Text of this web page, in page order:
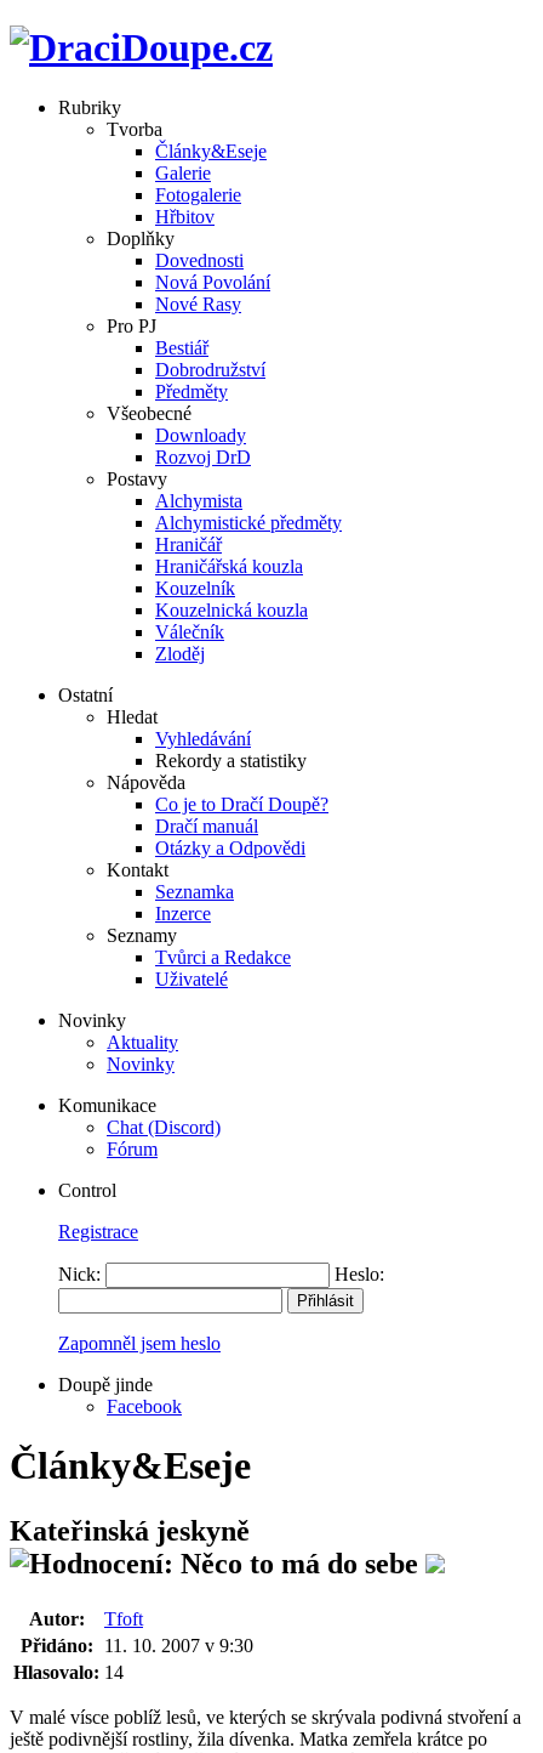
Rubriky
Tvorba
Články&Eseje
Galerie
Fotogalerie
Hřbitov
Doplňky
Dovednosti
Nová Povolání
Nové Rasy
Pro PJ
Bestiář
Dobrodružství
Předměty
Všeobecné
Downloady
Rozvoj DrD
Postavy
Alchymista
Alchymistické předměty
Hraničář
Hraničářská kouzla
Kouzelník
Kouzelnická kouzla
Válečník
Zloděj
Ostatní
Hledat
Vyhledávání
Rekordy a statistiky
Nápověda
Co je to Dračí Doupě?
Dračí manuál
Otázky a Odpovědi
Kontakt
Seznamka
Inzerce
Seznamy
Tvůrci a Redakce
Uživatelé
Novinky
Aktuality
Novinky
Komunikace
Chat (Discord)
Fórum
Control
Registrace
Nick: Heslo:
Zapomněl jsem heslo
Doupě jinde
Facebook
Články&Eseje
Kateřinská jeskyně
Autor:
Tfoft
Přidáno:
11. 10. 2007 v 9:30
Hlasovalo: 14
V malé vísce poblíž lesů, ve kterých se skrývala podivná stvoření a
ještě podivnější rostliny, žila dívenka. Matka zemřela krátce po